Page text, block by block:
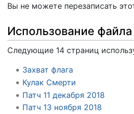
Вы не можете перезаписать
Использование файла
Следующие 14 страниц
Захват флага
Кулак Смерти
Патч 11 декабря 2018
Патч 13 ноября 2018